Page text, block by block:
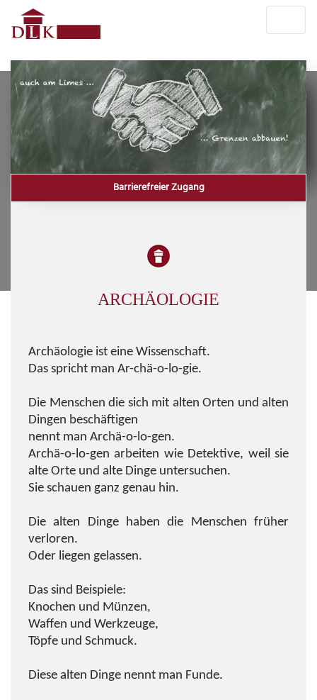
Barrierefreier Zugang
ARCHÄOLOGIE
Archäologie ist eine Wissenschaft.
Das spricht man Ar-chä-o-lo-gie.
Die Menschen die sich mit alten Orten und alten
Dingen beschäftigen
nennt man Archä-o-lo-gen.
Archä-o-lo-gen arbeiten wie Detektive, weil sie
alte Orte und alte Dinge untersuchen.
Sie schauen ganz genau hin.
Die alten Dinge haben die Menschen früher
verloren.
Oder liegen gelassen.
Das sind Beispiele:
Knochen und Münzen,
Waffen und Werkzeuge,
Töpfe und Schmuck.
Diese alten Dinge nennt man Funde.